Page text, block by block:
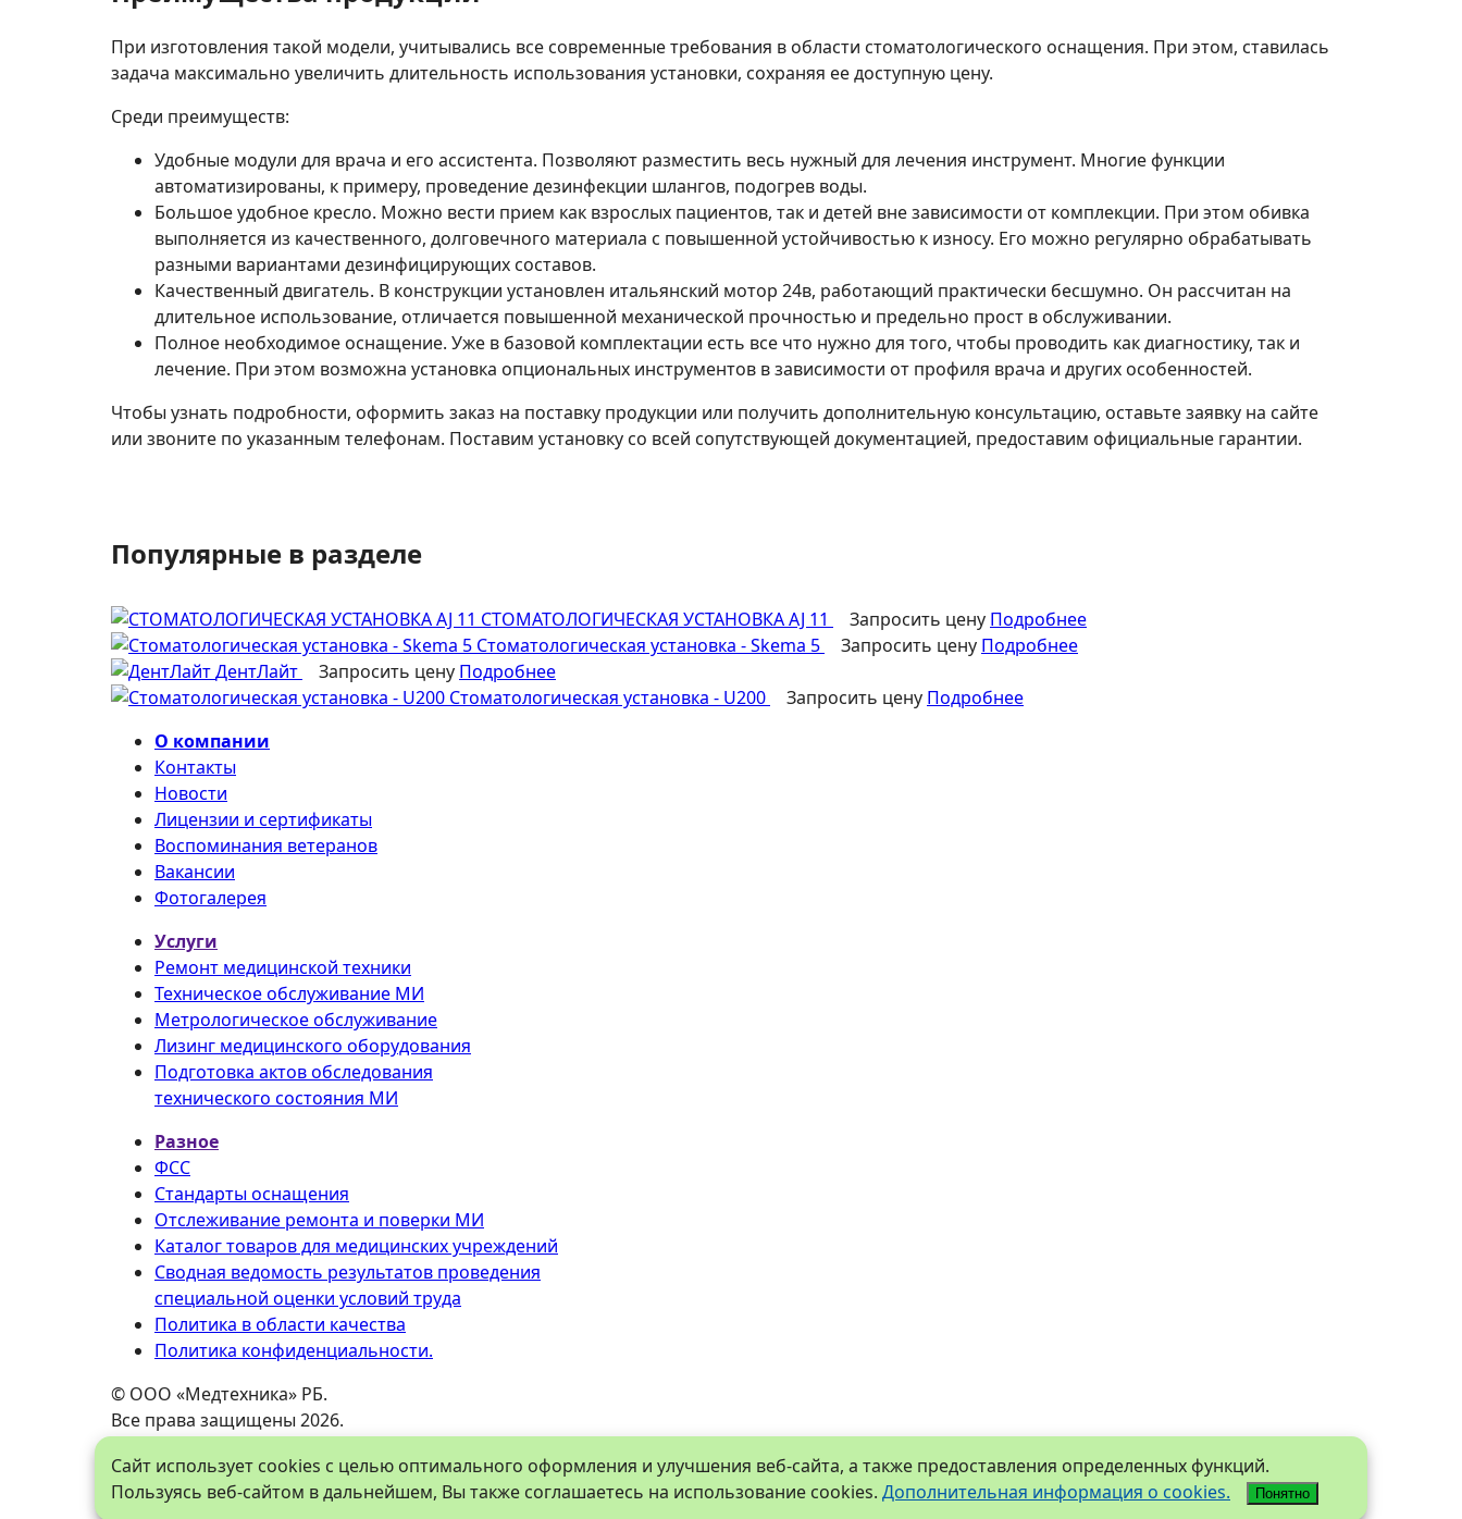
При изготовления такой модели, учитывались все современные требования в области стоматологического оснащения. При этом, ставилась
задача максимально увеличить длительность использования установки, сохраняя ее доступную цену.
Среди преимуществ:
Удобные модули для врача и его ассистента. Позволяют разместить весь нужный для лечения инструмент. Многие функции
автоматизированы, к примеру, проведение дезинфекции шлангов, подогрев воды.
Большое удобное кресло. Можно вести прием как взрослых пациентов, так и детей вне зависимости от комплекции. При этом обивка
выполняется из качественного, долговечного материала с повышенной устойчивостью к износу. Его можно регулярно обрабатывать
разными вариантами дезинфицирующих составов.
Качественный двигатель. В конструкции установлен итальянский мотор 24в, работающий практически бесшумно. Он рассчитан на
длительное использование, отличается повышенной механической прочностью и предельно прост в обслуживании.
Полное необходимое оснащение. Уже в базовой комплектации есть все что нужно для того, чтобы проводить как диагностику, так и
лечение. При этом возможна установка опциональных инструментов в зависимости от профиля врача и других особенностей.
Чтобы узнать подробности, оформить заказ на поставку продукции или получить дополнительную консультацию, оставьте заявку на сайте
или звоните по указанным телефонам. Поставим установку со всей сопутствующей документацией, предоставим официальные гарантии.
Популярные в разделе
СТОМАТОЛОГИЧЕСКАЯ УСТАНОВКА AJ 11 Запросить цену Подробнее
Стоматологическая установка - Skema 5
Запросить цену Подробнее
ДентЛайт
Запросить цену Подробнее
Стоматологическая установка - U200
Запросить цену Подробнее
О компании
Контакты
Новости
Лицензии и сертификаты
Воспоминания ветеранов
Вакансии
Фотогалерея
Услуги
Ремонт медицинской техники
Техническое обслуживание МИ
Метрологическое обслуживание
Лизинг медицинского оборудования
Подготовка актов обследования
технического состояния МИ
Разное
ФСС
Стандарты оснащения
Отслеживание ремонта и поверки МИ
Каталог товаров для медицинских учреждений
Сводная ведомость результатов проведения
специальной оценки условий труда
Политика в области качества
Политика конфиденциальности.
© ООО «Медтехника» РБ.
Все права защищены 2026.
Рязанская улица, дом 5Схема проезда
Справочная служба:8 (800) 550-32-05
Сайт использует cookies с целью оптимального оформления и улучшения веб-сайта, а также предоставления определенных функций.
Пользуясь веб-сайтом в дальнейшем, Вы также соглашаетесь на использование cookies. Дополнительная информация о cookies. Понятно